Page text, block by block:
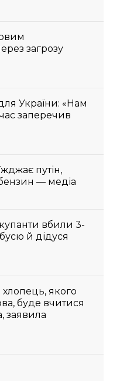
загрозу
України: «Нам
заперечив
путін,
— медіа
вбили 3-
й дідуся
якого
буде вчитися
заявила